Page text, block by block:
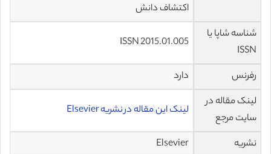
اکتشاف دانش
شناسه شاپا یا
ISSN
ISSN 2015.01.005
رفرنس
دارد
لینک مقاله در
سایت مرجع
لینک این مقاله در نشریه Elsevier
نشریه Elsevier